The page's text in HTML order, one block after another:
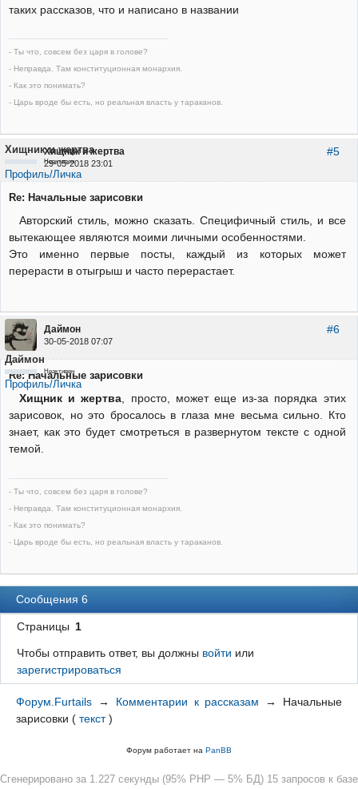
таких рассказов, что и написано в названии
- Ты что, совсем без царя в голове?
- Неправда. Там конституционная монархия.
- Как это понимать?
- Царь вроде бы есть, но реальная власть у тараканов.
#5
Хищник и жертва
29-05-2018 23:01
Хищник и жертва
Неактивен
Профиль/Личка
Re: Начальные зарисовки
Авторский стиль, можно сказать. Специфичный стиль, и все
вытекающее являются моими личными особенностями.
Это именно первые посты, каждый из которых может
перерасти в отыгрыш и часто перерастает.
#6
Даймон
30-05-2018 07:07
Даймон
Неактивен
Профиль/Личка
Re: Начальные зарисовки
Хищник и жертва , просто, может еще из-за порядка этих
зарисовок, но это бросалось в глаза мне весьма сильно. Кто
знает, как это будет смотреться в развернутом тексте с одной
темой.
- Ты что, совсем без царя в голове?
- Неправда. Там конституционная монархия.
- Как это понимать?
- Царь вроде бы есть, но реальная власть у тараканов.
Сообщения 6
Страницы 1
Чтобы отправить ответ, вы должны войти или
зарегистрироваться
Форум.Furtails → Комментарии к рассказам → Начальные
зарисовки (текст)
Форум работает на PanBB
Сгенерировано за 1.227 секунды (95% PHP — 5% БД) 15 запросов к базе